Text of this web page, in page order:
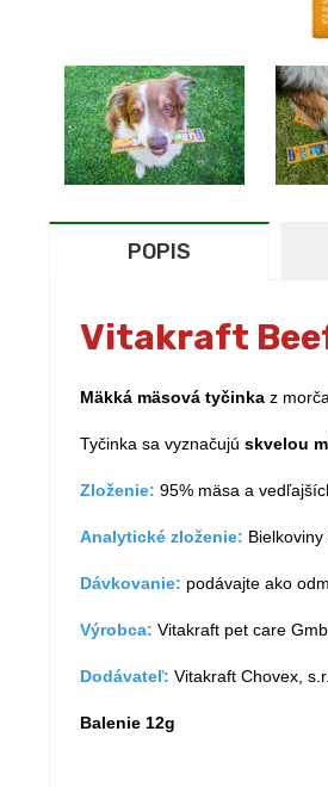
POPIS
Vitakraft
Mäkká mäsová tyčinka z
Tyčinka sa vyznačujú skvelou
Zloženie: 95% mäsa a
Analytické zloženie:
Dávkovanie: podávajte ako
Výrobca: Vitakraft pet care
Dodávateľ: Vitakraft Chovex,
Balenie 12g